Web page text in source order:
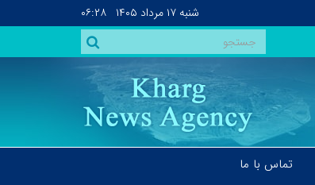
شنبه ۱۷ مرداد ۱۴۰۵ ۰۶:۲۸
تماس با ما